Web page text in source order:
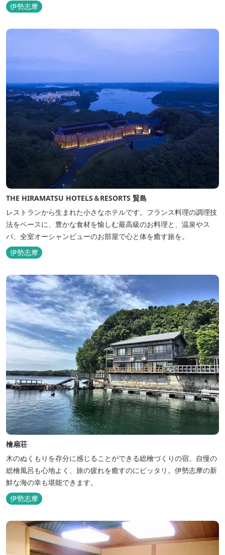
伊勢志摩
THE HIRAMATSU HOTELS＆RESORTS 賢島
レストランから生まれた小さなホテルです。フランス料理の調理技
法をベースに、豊かな食材を愉しむ最高級のお料理と、温泉やス
パ、全室オーシャンビューのお部屋で心と体を癒す旅を。
伊勢志摩
檜扇荘
木のぬくもりを存分に感じることができる総檜づくりの宿。自慢の
総檜風呂も心地よく、旅の疲れを癒すのにピッタリ。伊勢志摩の新
鮮な海の幸も堪能できます。
伊勢志摩